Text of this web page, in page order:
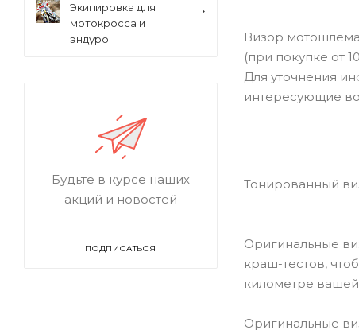
Визор мотошлема
(при покупке от
Для уточнения
интересующие
Тонированный
Оригинальные
краш-тестов,
километре
Оригинальные
Экипировка для
мотокросса и
эндуро
Будьте в курсе наших
акций и новостей
ПОДПИСАТЬСЯ